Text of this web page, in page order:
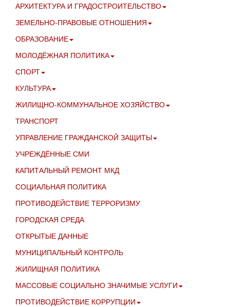
АРХИТЕКТУРА И ГРАДОСТРОИТЕЛЬСТВО
ЗЕМЕЛЬНО-ПРАВОВЫЕ ОТНОШЕНИЯ
ОБРАЗОВАНИЕ
МОЛОДЁЖНАЯ ПОЛИТИКА
СПОРТ
КУЛЬТУРА
ЖИЛИЩНО-КОММУНАЛЬНОЕ ХОЗЯЙСТВО
ТРАНСПОРТ
УПРАВЛЕНИЕ ГРАЖДАНСКОЙ ЗАЩИТЫ
УЧРЕЖДЁННЫЕ СМИ
КАПИТАЛЬНЫЙ РЕМОНТ МКД
СОЦИАЛЬНАЯ ПОЛИТИКА
ПРОТИВОДЕЙСТВИЕ ТЕРРОРИЗМУ
ГОРОДСКАЯ СРЕДА
ОТКРЫТЫЕ ДАННЫЕ
МУНИЦИПАЛЬНЫЙ КОНТРОЛЬ
ЖИЛИЩНАЯ ПОЛИТИКА
МАССОВЫЕ СОЦИАЛЬНО ЗНАЧИМЫЕ УСЛУГИ
ПРОТИВОДЕЙСТВИЕ КОРРУПЦИИ